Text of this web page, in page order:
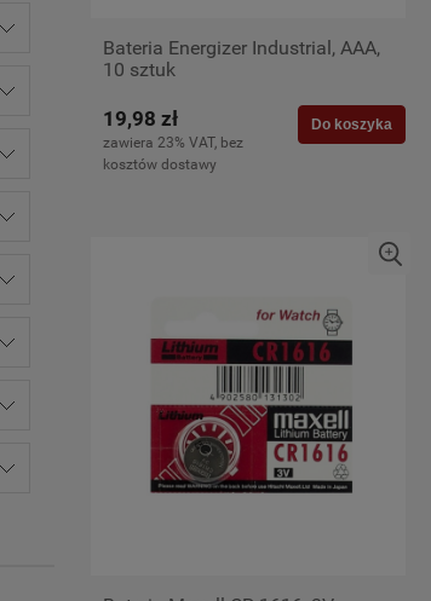
Bateria Energizer Industrial, AAA,
10 sztuk
19,98 zł
zawiera 23% VAT, bez
kosztów dostawy
Do koszyka